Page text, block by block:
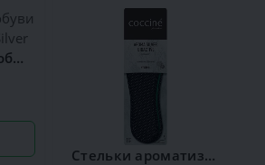
Дезодорант для обуви Сoccine Nano Deo Silver
Стельки ароматизированные Сoccine Silver